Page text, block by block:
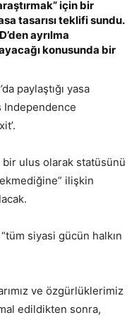
araştırmak” için bir
tasarısı teklifi sundu.
ayrılma
konusunda bir
paylaştığı yasa
Independence
bir ulus olarak statüsünü
ilişkin
siyasi gücün halkın
ve özgürlüklerimiz
edildikten sonra,